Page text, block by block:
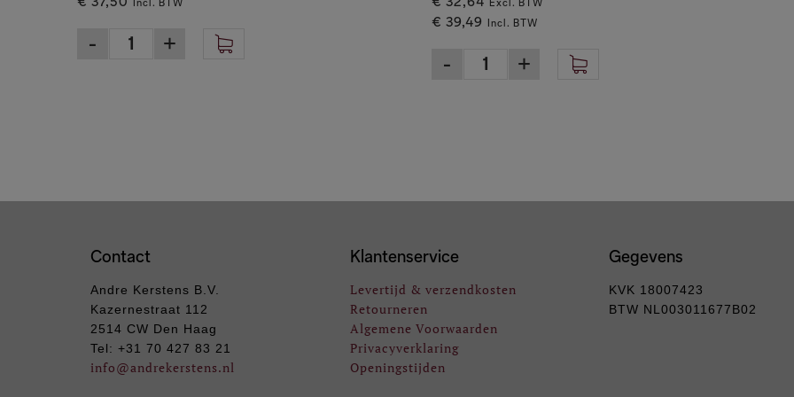
€ 39,49 Incl. BTW
Contact
Andre Kerstens B.V.
Kazernestraat 112
2514 CW Den Haag
Tel: +31 70 427 83 21
info@andrekerstens.nl
Klantenservice
Levertijd & verzendkosten
Retourneren
Algemene Voorwaarden
Privacyverklaring
Openingstijden
Gegevens
KVK 18007423
BTW NL003011677B02